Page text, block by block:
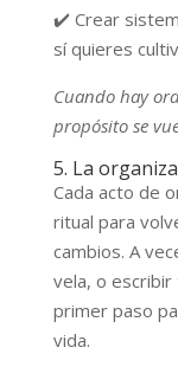
✔️ Crear
sí quieres
Cuando hay
propósito se
5. La
Cada acto de
ritual para
cambios. A
vela, o
primer paso
vida.